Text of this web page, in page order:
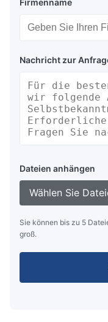
Firmenname
Nachricht zur
Dateien anhängen
Wählen Sie
Sie können bis zu 5
groß.